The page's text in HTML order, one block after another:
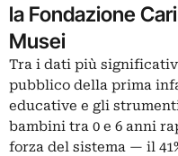
la Fondazione
Musei
Tra i dati più
pubblico della prima
educative e gli
bambini tra 0 e 6 anni
forza del sistema — il